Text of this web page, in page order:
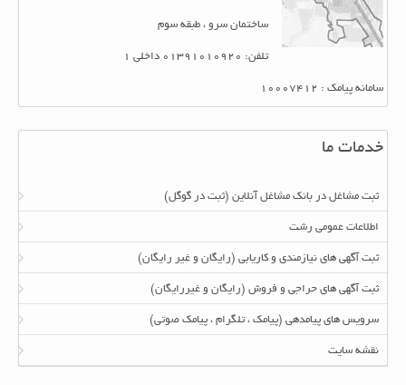
ساختمان سرو ، طبقه سوم
تلفن: 01391010920 داخلی 1
سامانه پیامک : 10007412
خدمات ما
ثبت مشاغل در بانک مشاغل آنلاین (ثبت در گوگل)
اطلاعات عمومی رشت
ثبت آگهی های نیازمندی و کاریابی (رایگان و غیر رایگان)
ثبت آگهی های حراجی و فروش (رایگان و غیررایگان)
سرویس های پیامدهی (پیامک ، تلگرام ، پیامک صوتی)
نقشه سایت